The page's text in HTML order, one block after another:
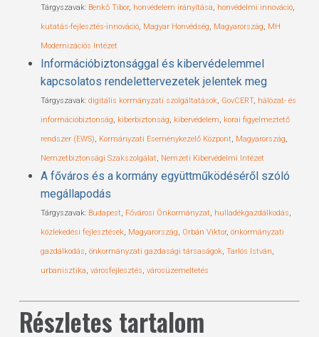
Tárgyszavak: Benkő Tibor, honvédelem irányítása, honvédelmi innováció,
kutatás-fejlesztés-innováció, Magyar Honvédség, Magyarország, MH
Modernizációs Intézet
Információbiztonsággal és kibervédelemmel
kapcsolatos rendelettervezetek jelentek meg
Tárgyszavak: digitális kormányzati szolgáltatások, GovCERT, hálózat- és
információbiztonság, kiberbiztonság, kibervédelem, korai figyelmeztető
rendszer (EWS), Kormányzati Eseménykezelő Központ, Magyarország,
Nemzetbiztonsági Szakszolgálat, Nemzeti Kibervédelmi Intézet
A főváros és a kormány együttműködéséről szóló
megállapodás
Tárgyszavak: Budapest, Fővárosi Önkormányzat, hulladékgazdálkodás,
közlekedési fejlesztések, Magyarország, Orbán Viktor, önkormányzati
gazdálkodás, önkormányzati gazdasági társaságok, Tarlós István,
urbanisztika, városfejlesztés, városüzemeltetés
Részletes tartalom